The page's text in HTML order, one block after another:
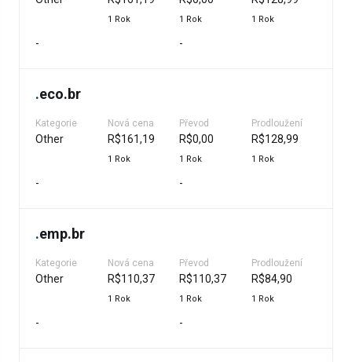
1 Rok 1 Rok 1 Rok
- -
.eco.br
Kategorie
Other
Nová cena
R$161,19
1 Rok
Převod
R$0,00
1 Rok
Prodloužení
R$128,99
1 Rok
- -
.emp.br
Kategorie
Other
Nová cena
R$110,37
1 Rok
Převod
R$110,37
1 Rok
Prodloužení
R$84,90
1 Rok
- -